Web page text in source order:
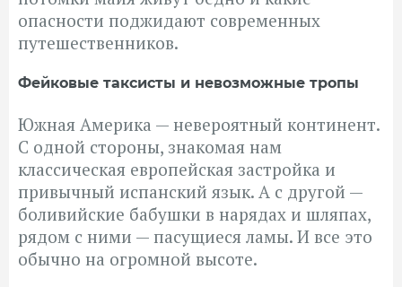
опасности поджидают современных
путешественников.
Фейковые таксисты и невозможные тропы
Южная Америка — невероятный континент.
С одной стороны, знакомая нам
классическая европейская застройка и
привычный испанский язык. А с другой —
боливийские бабушки в нарядах и шляпах,
рядом с ними — пасущиеся ламы. И все это
обычно на огромной высоте.